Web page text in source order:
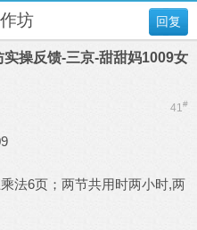
回复
坊
操反馈-三京-甜甜妈1009女
41#
法6页；两节共用时两小时,两